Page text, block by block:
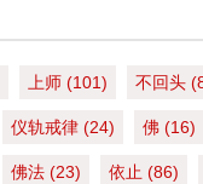
上师 (101) 不回头
仪轨戒律 (24) 佛 (16)
佛法 (23) 依止 (86)